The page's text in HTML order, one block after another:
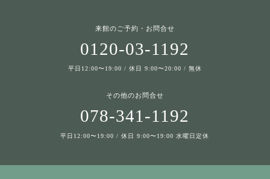
来館のご予約・お問合せ
0120-03-1192
平日12:00〜19:00 / 休日 9:00〜20:00 / 無休
その他のお問合せ
078-341-1192
平日12:00〜19:00 / 休日 9:00〜19:00 水曜日定休